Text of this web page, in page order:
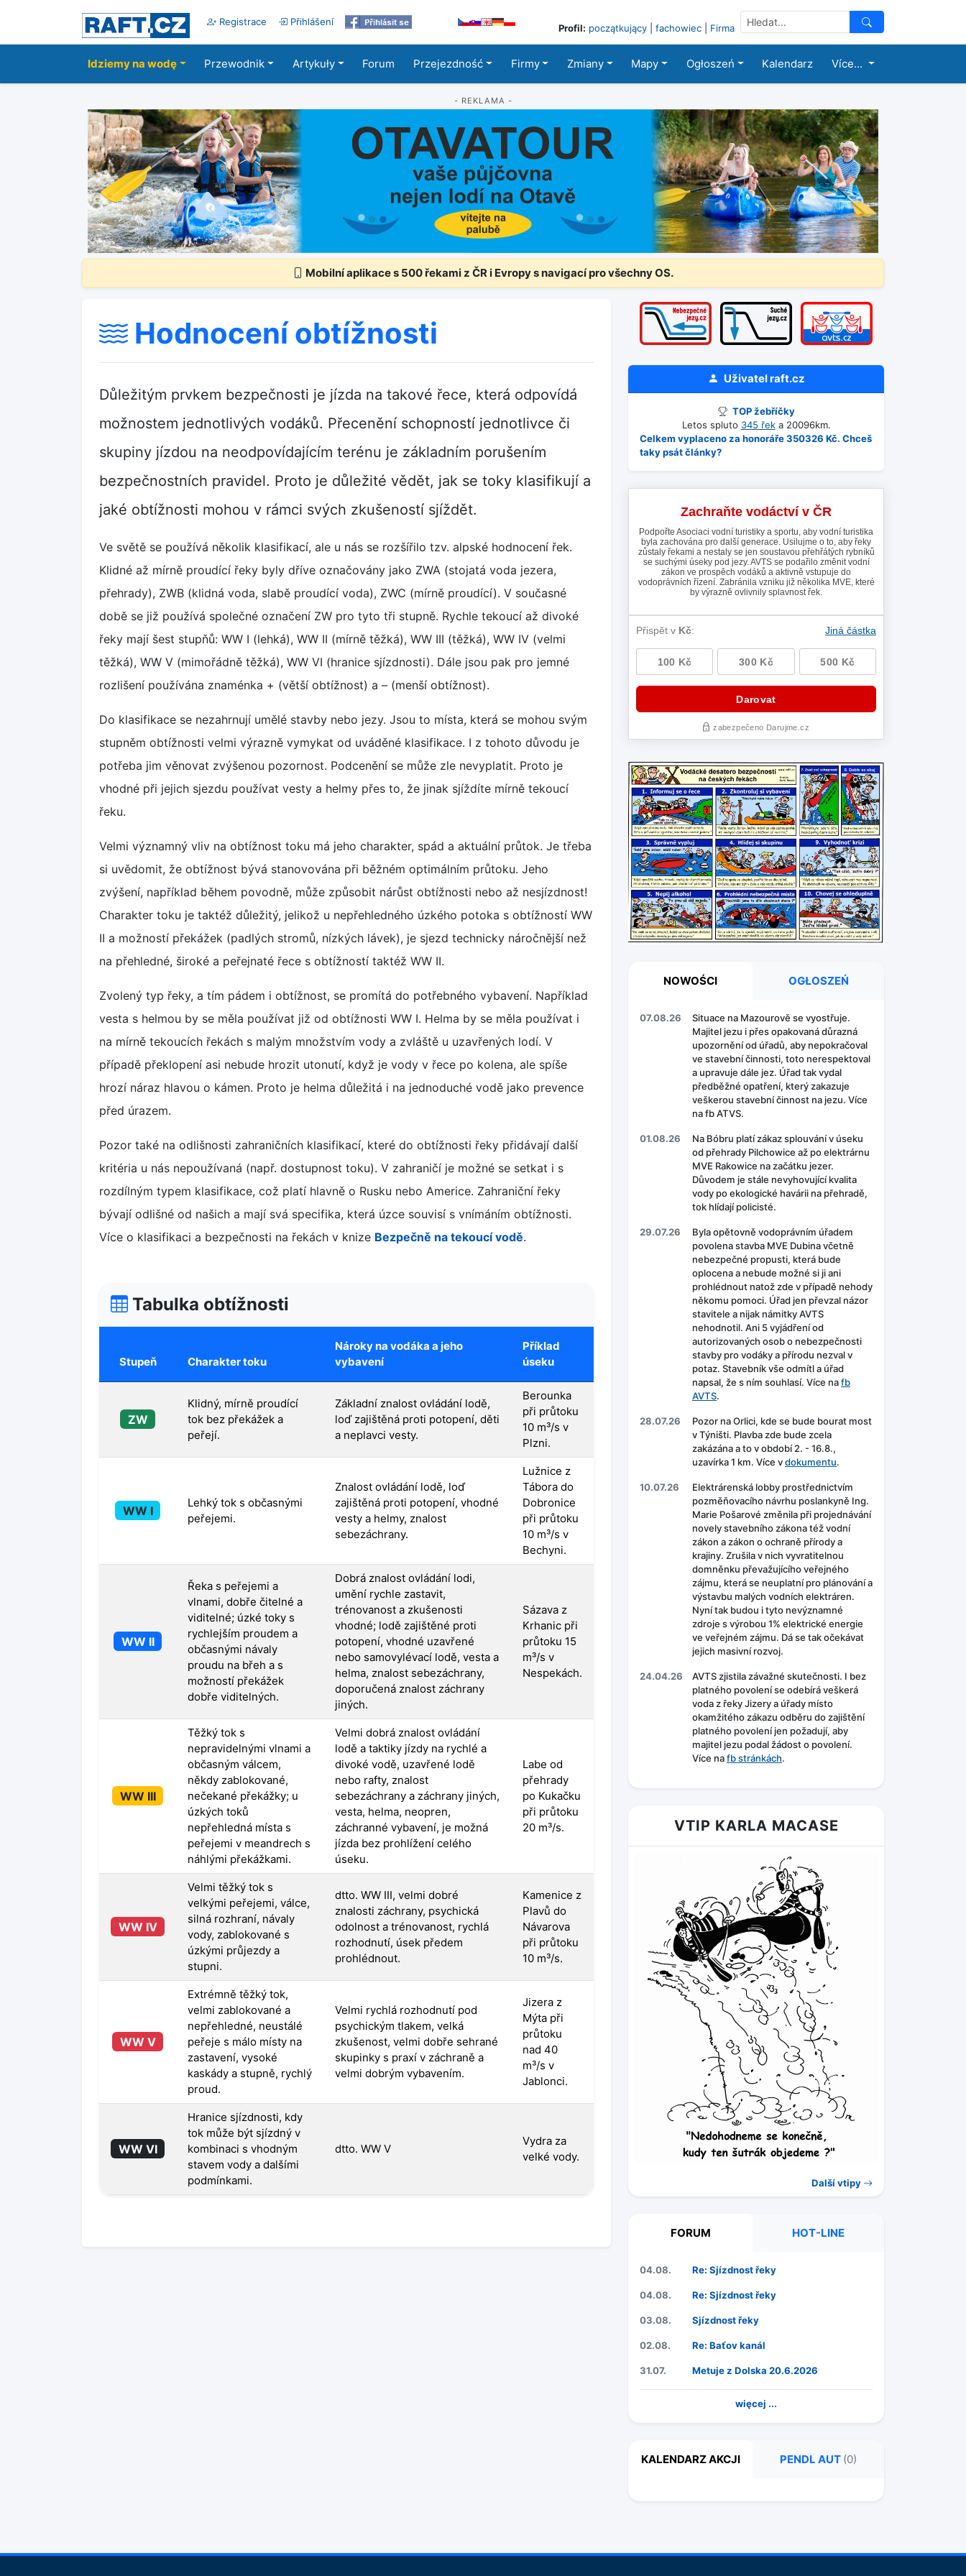
Registrace Přihlášení
Profil: początkujący fachowiec Firma
Idziemy na wodę Przewodnik Artykuły Forum Przejezdność Firmy Zmiany Mapy Ogłoszeń Kalendarz Více...
- REKLAMA -
Mobilní aplikace s 500 řekami z ČR i Evropy s navigací pro všechny OS.
Hodnocení obtížnosti
Důležitým prvkem bezpečnosti je jízda na takové řece, která odpovídá
možnostem jednotlivých vodáků. Přecenění schopností jednotlivce či
skupiny jízdou na neodpovídajícím terénu je základním porušením
bezpečnostních pravidel. Proto je důležité vědět, jak se toky klasifikují a
jaké obtížnosti mohou v rámci svých zkušeností sjíždět.
Ve světě se používá několik klasifikací, ale u nás se rozšířilo tzv. alpské hodnocení řek.
Klidné až mírně proudící řeky byly dříve označovány jako ZWA (stojatá voda jezera,
přehrady), ZWB (klidná voda, slabě proudící voda), ZWC (mírně proudící). V současné
době se již používá společné označení ZW pro tyto tři stupně. Rychle tekoucí až divoké
řeky mají šest stupňů: WW I (lehká), WW II (mírně těžká), WW III (těžká), WW IV (velmi
těžká), WW V (mimořádně těžká), WW VI (hranice sjízdnosti). Dále jsou pak pro jemné
rozlišení používána znaménka + (větší obtížnost) a – (menší obtížnost).
Do klasifikace se nezahrnují umělé stavby nebo jezy. Jsou to místa, která se mohou svým
stupněm obtížnosti velmi výrazně vymykat od uváděné klasifikace. I z tohoto důvodu je
potřeba jim věnovat zvýšenou pozornost. Podcenění se může zle nevyplatit. Proto je
vhodné při jejich sjezdu používat vesty a helmy přes to, že jinak sjíždíte mírně tekoucí
řeku.
Velmi významný vliv na obtížnost toku má jeho charakter, spád a aktuální průtok. Je třeba
si uvědomit, že obtížnost bývá stanovována při běžném optimálním průtoku. Jeho
zvýšení, například během povodně, může způsobit nárůst obtížnosti nebo až nesjízdnost!
Charakter toku je taktéž důležitý, jelikož u nepřehledného úzkého potoka s obtížností WW
II a možností překážek (padlých stromů, nízkých lávek), je sjezd technicky náročnější než
na přehledné, široké a peřejnaté řece s obtížností taktéž WW II.
Zvolený typ řeky, a tím pádem i obtížnost, se promítá do potřebného vybavení. Například
vesta s helmou by se měla používat již od obtížnosti WW I. Helma by se měla používat i
na mírně tekoucích řekách s malým množstvím vody a zvláště u uzavřených lodí. V
případě překlopení asi nebude hrozit utonutí, když je vody v řece po kolena, ale spíše
hrozí náraz hlavou o kámen. Proto je helma důležitá i na jednoduché vodě jako prevence
před úrazem.
Pozor také na odlišnosti zahraničních klasifikací, které do obtížnosti řeky přidávají další
kritéria u nás nepoužívaná (např. dostupnost toku). V zahraničí je možné se setkat i s
rozdílným typem klasifikace, což platí hlavně o Rusku nebo Americe. Zahraniční řeky
bývají odlišné od našich a mají svá specifika, která úzce souvisí s vnímáním obtížnosti.
Více o klasifikaci a bezpečnosti na řekách v knize Bezpečně na tekoucí vodě.
Tabulka obtížnosti
Stupeň Charakter toku
Nároky na vodáka a jeho
vybavení
Příklad
úseku
ZW
Klidný, mírně proudící
tok bez překážek a
peřejí.
Základní znalost ovládání lodě,
loď zajištěná proti potopení, děti
a neplavci vesty.
Berounka
při průtoku
10 m³/s v
Plzni.
WW I
Lehký tok s občasnými
peřejemi.
Znalost ovládání lodě, loď
zajištěná proti potopení, vhodné
vesty a helmy, znalost
sebezáchrany.
Lužnice z
Tábora do
Dobronice
při průtoku
10 m³/s v
Bechyni.
WW II
Řeka s peřejemi a
vlnami, dobře čitelné a
viditelné; úzké toky s
rychlejším proudem a
občasnými návaly
proudu na břeh a s
možností překážek
dobře viditelných.
Dobrá znalost ovládání lodi,
umění rychle zastavit,
trénovanost a zkušenosti
vhodné; lodě zajištěné proti
potopení, vhodné uzavřené
nebo samovylévací lodě, vesta a
helma, znalost sebezáchrany,
doporučená znalost záchrany
jiných.
Sázava z
Krhanic při
průtoku 15
m³/s v
Nespekách.
WW III
Těžký tok s
nepravidelnými vlnami a
občasným válcem,
někdy zablokované,
nečekané překážky; u
úzkých toků
nepřehledná místa s
peřejemi v meandrech s
náhlými překážkami.
Velmi dobrá znalost ovládání
lodě a taktiky jízdy na rychlé a
divoké vodě, uzavřené lodě
nebo rafty, znalost
sebezáchrany a záchrany jiných,
vesta, helma, neopren,
záchranné vybavení, je možná
jízda bez prohlížení celého
úseku.
Labe od
přehrady
po Kukačku
při průtoku
20 m³/s.
WW IV
Velmi těžký tok s
velkými peřejemi, válce,
silná rozhraní, návaly
vody, zablokované s
úzkými průjezdy a
stupni.
dtto. WW III, velmi dobré
znalosti záchrany, psychická
odolnost a trénovanost, rychlá
rozhodnutí, úsek předem
prohlédnout.
Kamenice z
Plavů do
Návarova
při průtoku
10 m³/s.
WW V
Extrémně těžký tok,
velmi zablokované a
nepřehledné, neustálé
peřeje s málo místy na
zastavení, vysoké
kaskády a stupně, rychlý
proud.
Velmi rychlá rozhodnutí pod
psychickým tlakem, velká
zkušenost, velmi dobře sehrané
skupinky s praxí v záchraně a
velmi dobrým vybavením.
Jizera z
Mýta při
průtoku
nad 40
m³/s v
Jablonci.
WW VI
Hranice sjízdnosti, kdy
tok může být sjízdný v
kombinaci s vhodným
stavem vody a dalšími
podmínkami.
dtto. WW V
Vydra za
velké vody.
Uživatelraft.cz
TOP žebříčky
Letos spluto 345 řeka 20096km.
Celkem vyplaceno za honoráře 350326 Kč. Chceš
taky psát články?
NOWOŚCI OGŁOSZEŃ
07.08.26
Situace na Mazourově se vyostřuje.
Majitel jezu i přes opakovaná důrazná
upozornění od úřadů, aby nepokračoval
ve stavební činnosti, toto nerespektoval
a upravuje dále jez. Úřad tak vydal
předběžné opatření, který zakazuje
veškerou stavební činnost na jezu. Více
na fb ATVS.
01.08.26
Na Bóbru platí zákaz splouvání v úseku
od přehrady Pilchowice až po elektrárnu
MVE Rakowice na začátku jezer.
Důvodem je stále nevyhovující kvalita
vody po ekologické havárii na přehradě,
tok hlídají policisté.
29.07.26
Byla opětovně vodoprávním úřadem
povolena stavba MVE Dubina včetně
nebezpečné propusti, která bude
oplocena a nebude možné si ji ani
prohlédnout natož zde v případě nehody
někomu pomoci. Úřad jen převzal názor
stavitele a nijak námitky AVTS
nehodnotil. Ani 5 vyjádření od
autorizovaných osob o nebezpečnosti
stavby pro vodáky a přírodu nezval v
potaz. Stavebník vše odmítl a úřad
napsal, že s ním souhlasí. Více nafb
AVTS.
28.07.26
Pozor na Orlici, kde se bude bourat most
v Týništi. Plavba zde bude zcela
zakázána a to v období 2. - 16.8.,
uzavírka 1 km. Více vdokumentu.
10.07.26
Elektrárenská lobby prostřednictvím
pozměňovacího návrhu poslankyně Ing.
Marie Pošarové změnila při projednávání
novely stavebního zákona též vodní
zákon a zákon o ochraně přírody a
krajiny. Zrušila v nich vyvratitelnou
domněnku převažujícího veřejného
zájmu, která se neuplatní pro plánování a
výstavbu malých vodních elektráren.
Nyní tak budou i tyto nevýznamné
zdroje s výrobou 1% elektrické energie
ve veřejném zájmu. Dá se tak očekávat
jejich masivní rozvoj.
24.04.26
AVTS zjistila závažné skutečnosti. I bez
platného povolení se odebírá veškerá
voda z řeky Jizery a úřady místo
okamžitého zákazu odběru do zajištění
platného povolení jen požadují, aby
majitel jezu podal žádost o povolení.
Více nafb stránkách.
VTIP KARLA MACASE
Další vtipy
FORUM HOT-LINE
04.08. Re: Sjízdnost řeky
04.08. Re: Sjízdnost řeky
03.08. Sjízdnost řeky
02.08. Re: Baťov kanál
31.07. Metuje z Dolska 20.6.2026
więcej ...
KALENDARZ AKCJI PENDL AUT (0)